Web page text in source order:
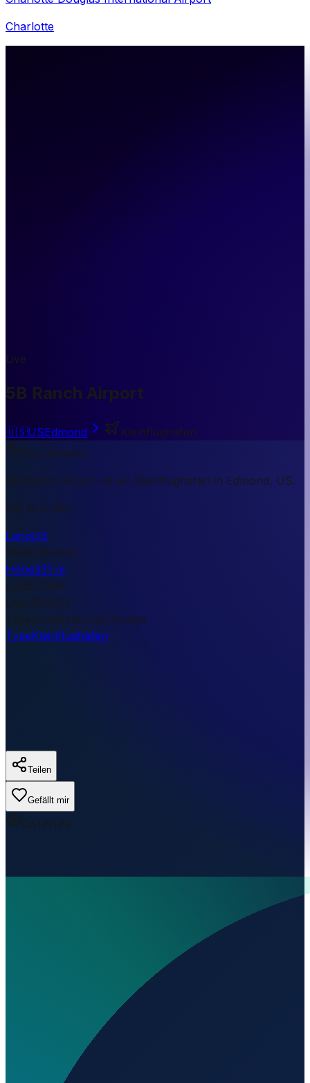
Charlotte
Live
5B Ranch Airport
🇺🇸USEdmond
Kleinflughafen
Kurzantwort
5B Ranch Airport ist ein Kleinflughafen in Edmond, US.
331 m ü. NN.
LandUS
StadtEdmond
Höhe331 m
Lat35.7298
Lng-97.5414
TimezoneAmerica/Chicago
TypeKleinflughafen
Teilen
Gefällt mir
0Aufrufe
Wo liegt 5B Ranch Airport?
Auf welcher Höhe liegt 5B Ranch Airport?